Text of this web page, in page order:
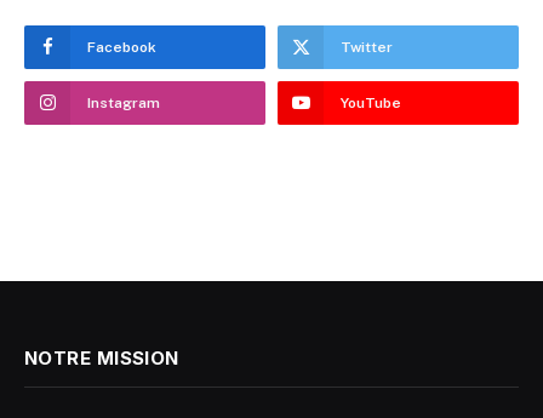
Facebook Twitter
Instagram YouTube
NOTRE MISSION